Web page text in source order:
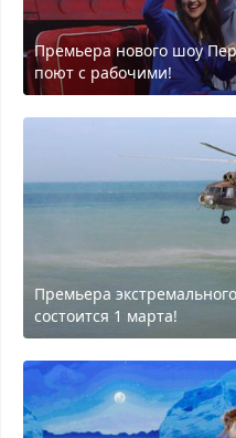
Премьера нового шоу
поют с рабочими!
Премьера
состоится 1 марта!